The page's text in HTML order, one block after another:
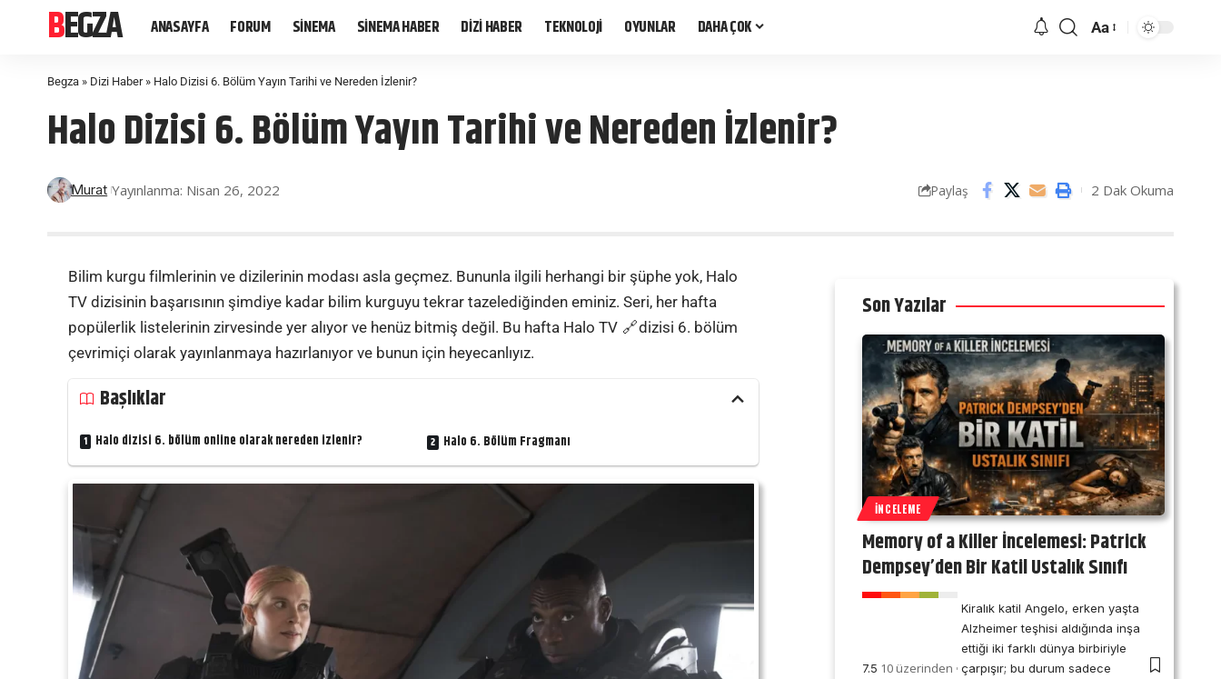
BEGZA ANASAYFA FORUM SİNEMA SİNEMA HABER DİZİ HABER TEKNOLOJİ OYUNLAR DAHA ÇOK Aa
Begza » Dizi Haber» Halo Dizisi 6. Bölüm Yayın Tarihi ve Nereden İzlenir?
Halo Dizisi 6. Bölüm Yayın Tarihi ve Nereden İzlenir?
Murat Yayınlanma: Nisan 26, 2022 Paylaş 2 Dak Okuma
Bilim kurgu filmlerinin ve dizilerinin modası asla geçmez. Bununla ilgili herhangi bir şüphe yok, Halo
TV dizisinin başarısının şimdiye kadar bilim kurguyu tekrar tazelediğinden eminiz. Seri, her hafta
popülerlik listelerinin zirvesinde yer alıyor ve henüz bitmiş değil. Bu hafta HaloTV
dizisi 6. bölüm
çevrimiçi olarak yayınlanmaya hazırlanıyor ve bunun için heyecanlıyız.
Başlıklar
Halo dizisi 6. bölüm online olarak nereden izlenir? Halo 6. Bölüm Fragmanı
Son Yazılar
İNCELEME
Memory of a Killer İncelemesi: Patrick
Dempsey’den Bir Katil Ustalık Sınıfı
7.5 10 üzerinden
Kiralık katil Angelo, erken yaşta
Alzheimer teşhisi aldığında inşa
ettiği iki farklı dünya birbiriyle
çarpışır; bu durum sadece